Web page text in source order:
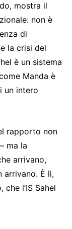
mostra il
non è
di
la crisi del
è un sistema
Manda è
un intero
rapporto non
ma la
arrivano,
arrivano. È lì,
l’IS Sahel